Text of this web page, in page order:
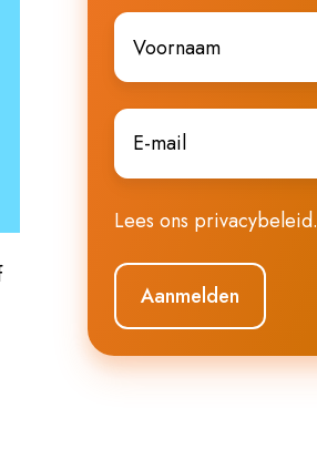
Voornaam
E-
mail*
Lees ons privacybeleid.